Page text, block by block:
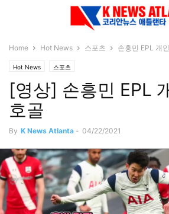
Home Hot News 스포츠 손흥민 EPL 개
Hot News 스포츠
[영상] 손흥민 EPL
호골
By K News Atlanta - 04/22/2021